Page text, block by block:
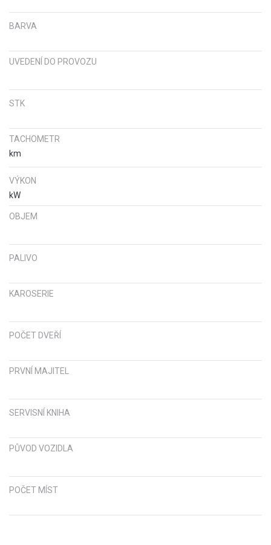
BARVA
UVEDENÍ DO PROVOZU
STK
TACHOMETR
km
VÝKON
kW
OBJEM
PALIVO
KAROSERIE
POČET DVEŘÍ
PRVNÍ MAJITEL
SERVISNÍ KNIHA
PŮVOD VOZIDLA
POČET MÍST